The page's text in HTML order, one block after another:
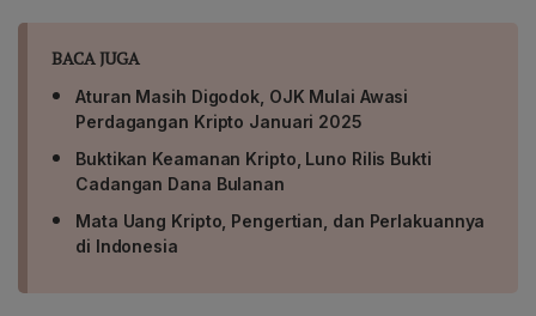
BACA JUGA
Aturan Masih Digodok, OJK Mulai Awasi
Perdagangan Kripto Januari 2025
Buktikan Keamanan Kripto, Luno Rilis Bukti
Cadangan Dana Bulanan
Mata Uang Kripto, Pengertian, dan Perlakuannya
di Indonesia